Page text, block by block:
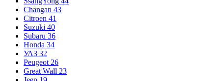
Changan 43
Citroen 41
Suzuki 40
Subaru 36
Honda 34
УАЗ 32
Peugeot 26
Great Wall 23